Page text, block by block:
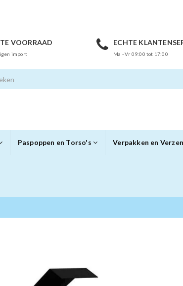
VOORRAAD
import
ECHTE
Ma - Vr 09:00 tot 17:00
Paspoppen en Torso's Verpakken en